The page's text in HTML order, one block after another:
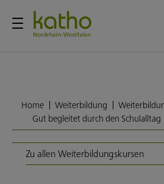
Home Weiterbildung
Gut begleitet durch den Schulalltag
Zu allen Weiterbildungskursen